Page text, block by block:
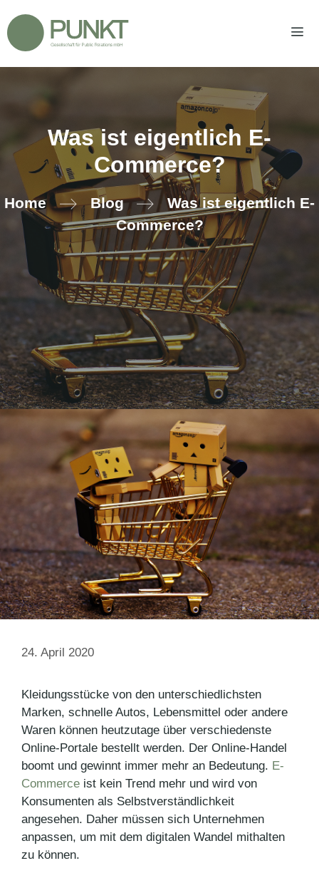
Inhalt
springen
Was ist eigentlich E-
Commerce?
Home Blog
Was ist eigentlich E-
Commerce?
24. April 2020
Kleidungsstücke von den unterschiedlichsten
Marken, schnelle Autos, Lebensmittel oder andere
Waren können heutzutage über verschiedenste
Online-Portale bestellt werden. Der Online-Handel
boomt und gewinnt immer mehr an Bedeutung. E-
Commerce ist kein Trend mehr und wird von
Konsumenten als Selbstverständlichkeit
angesehen. Daher müssen sich Unternehmen
anpassen, um mit dem digitalen Wandel mithalten
zu können.